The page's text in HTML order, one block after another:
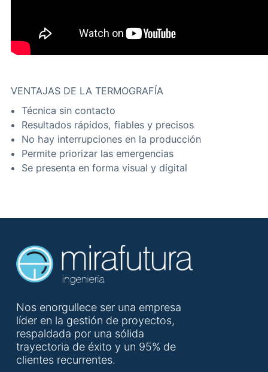
VENTAJAS DE LA TERMOGRAFÍA
Técnica sin contacto
Resultados rápidos, fiables y precisos
No hay interrupciones en la producción
Permite priorizar las emergencias
Se presenta en forma visual y digital
Nos enorgullece ser una empresa
líder en la gestión de proyectos,
respaldada por una sólida
trayectoria de éxito y un 95% de
clientes recurrentes.